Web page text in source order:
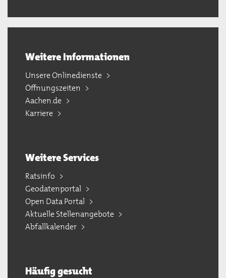
Weitere Informationen
Unsere Onlinedienste
Öffnungszeiten
Aachen.de
Karriere
Weitere Services
Ratsinfo
Geodatenportal
Open Data Portal
Aktuelle Stellenangebote
Abfallkalender
Häufig gesucht